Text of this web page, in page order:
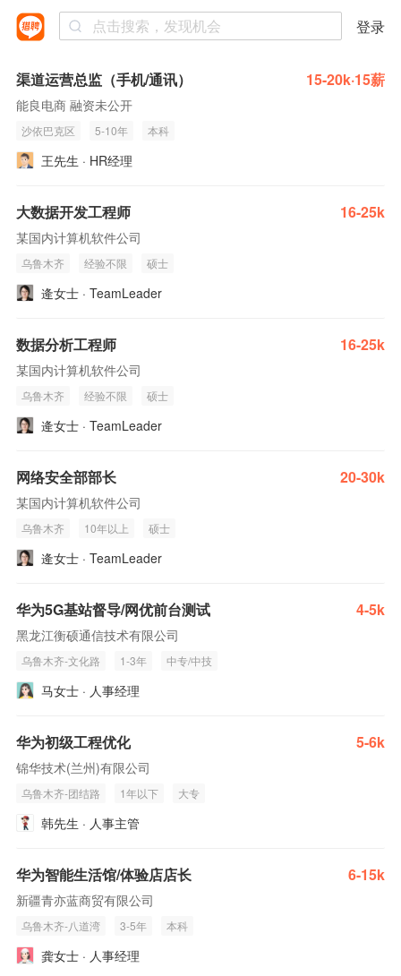
登录
渠道运营总监（手机/通讯） 15-20k·15薪
能良电商 融资未公开
沙依巴克区 5-10年 本科
王先生 · HR经理
大数据开发工程师 16-25k
某国内计算机软件公司
乌鲁木齐 经验不限 硕士
逄女士 · TeamLeader
数据分析工程师 16-25k
某国内计算机软件公司
乌鲁木齐 经验不限 硕士
逄女士 · TeamLeader
网络安全部部长 20-30k
某国内计算机软件公司
乌鲁木齐 10年以上 硕士
逄女士 · TeamLeader
华为5G基站督导/网优前台测试 4-5k
黑龙江衡硕通信技术有限公司
乌鲁木齐-文化路 1-3年 中专/中技
马女士 · 人事经理
华为初级工程优化 5-6k
锦华技术(兰州)有限公司
乌鲁木齐-团结路 1年以下 大专
韩先生 · 人事主管
华为智能生活馆/体验店店长 6-15k
新疆青亦蓝商贸有限公司
乌鲁木齐-八道湾 3-5年 本科
龚女士 · 人事经理